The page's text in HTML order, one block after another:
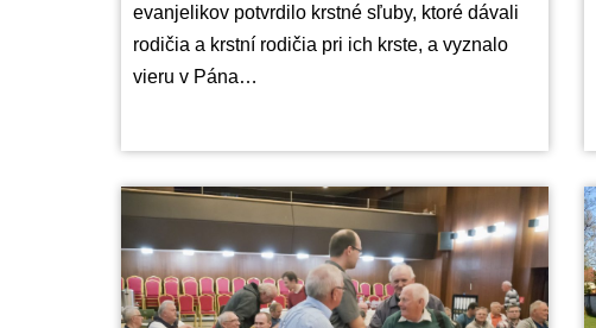
evanjelikov potvrdilo krstné sľuby, ktoré dávali
rodičia a krstní rodičia pri ich krste, a vyznalo
vieru v Pána…